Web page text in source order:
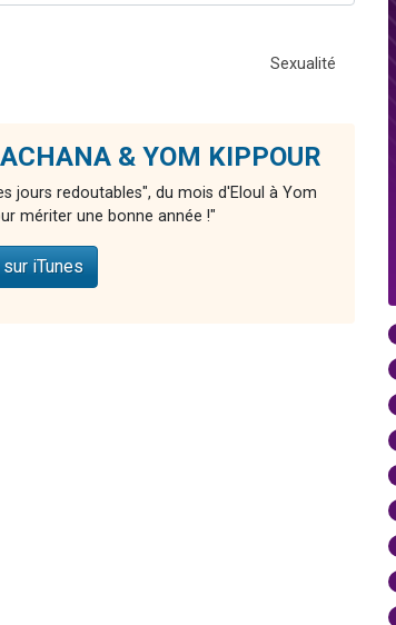
Sexualité
& YOM KIPPOUR
jours redoutables", du mois d'Eloul à Yom
mériter une bonne année !"
iTunes